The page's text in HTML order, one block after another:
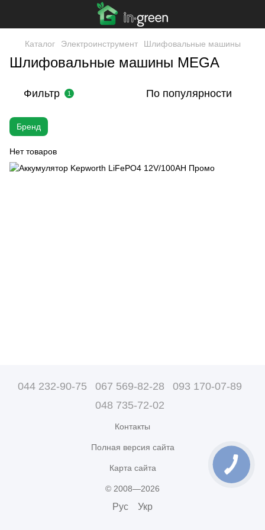
Каталог Электроинструмент Шлифовальные машины
Шлифовальные машины MEGA
Фильтр 1 По популярности
Бренд
Нет товаров
044 232-90-75 067 569-82-28
093 170-07-89
048 735-72-02
Контакты
Полная версия сайта
Карта сайта
© 2008—2026
Рус Укр